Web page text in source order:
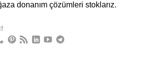
donanım çözümleri stoklarız.